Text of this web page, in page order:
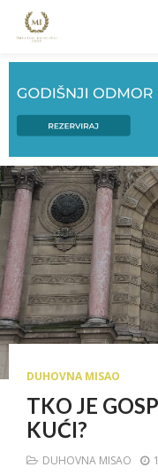
DUHOVNA MISAO
TKO JE
KUĆI?
DUHOVNA MISAO